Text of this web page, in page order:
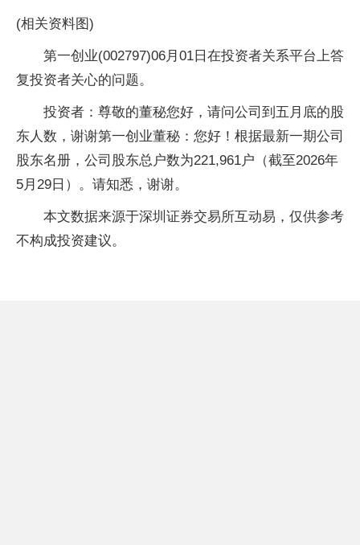
(相关资料图)
第一创业(002797)06月01日在投资者关系平台上答
复投资者关心的问题。
投资者：尊敬的董秘您好，请问公司到五月底的股
东人数，谢谢第一创业董秘：您好！根据最新一期公司
股东名册，公司股东总户数为221,961户（截至2026年
5月29日）。请知悉，谢谢。
本文数据来源于深圳证券交易所互动易，仅供参考
不构成投资建议。